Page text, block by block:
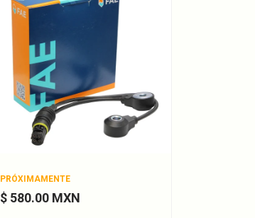
PRÓXIMAMENTE
$ 580.00 MXN